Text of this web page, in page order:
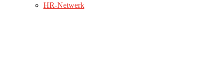
HR-Netwerk